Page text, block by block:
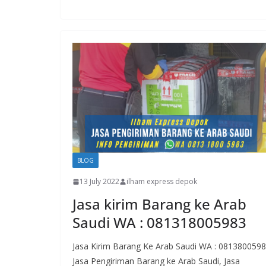
BLOG
13 July 2022 ilham express depok
Jasa kirim Barang ke Arab
Saudi WA : 081318005983
Jasa Kirim Barang Ke Arab Saudi WA :
Jasa Pengiriman Barang ke Arab Saudi, Jasa